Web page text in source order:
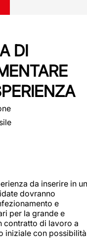
DI
da inserire in un
dovranno
e
per la grande e
contratto di lavoro a
iniziale con possibilità